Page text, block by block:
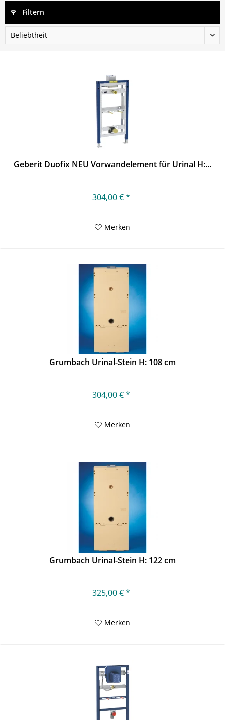
Filtern
Geberit Duofix NEU Vorwandelement für Urinal H:...
304,00 € *
Merken
Grumbach Urinal-Stein H: 108 cm
304,00 € *
Merken
Grumbach Urinal-Stein H: 122 cm
325,00 € *
Merken